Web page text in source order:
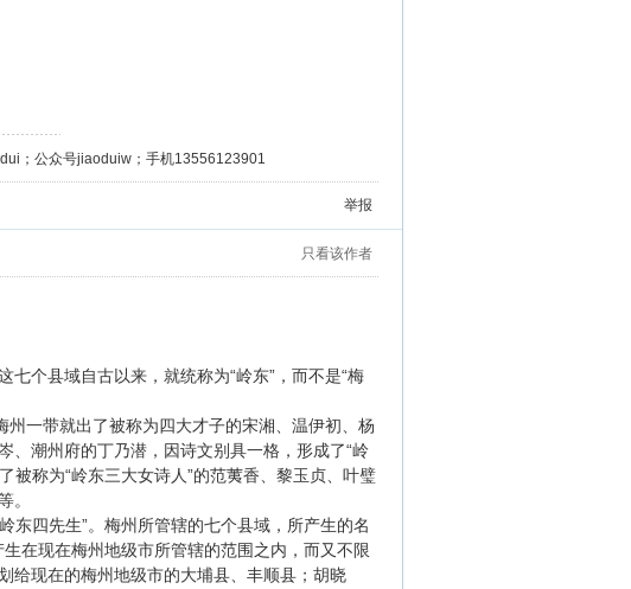
；公众号jiaoduiw；手机13556123901
举报
只看该作者
个县域自古以来，就统称为“岭东”，而不是“梅
一带就出了被称为四大才子的宋湘、温伊初、杨
、潮州府的丁乃潜，因诗文别具一格，形成了“岭
被称为“岭东三大女诗人”的范荑香、黎玉贞、叶璧
。
四先生”。梅州所管辖的七个县域，所产生的名
在现在梅州地级市所管辖的范围之内，而又不限
给现在的梅州地级市的大埔县、丰顺县；胡晓